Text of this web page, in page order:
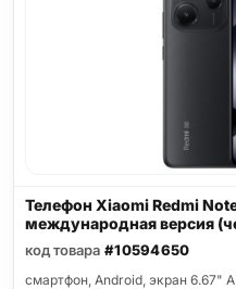
Телефон Xiaomi Redmi
международная версия
код товара #10594650
смартфон, Android, экран 6.67"